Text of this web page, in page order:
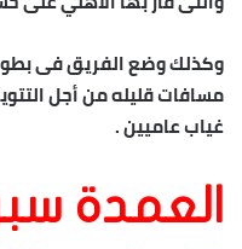
وكذلك وضع الفريق فى
مسافات قليله من أجل
غياب عاميين .
العمدة